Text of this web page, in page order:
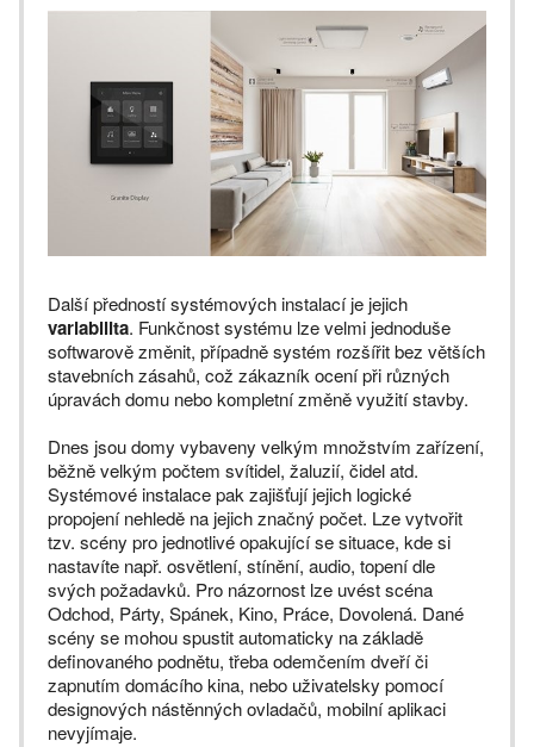
Další předností systémových instalací je jejich
variabilita. Funkčnost systému lze velmi jednoduše
softwarově změnit, případně systém rozšířit bez větších
stavebních zásahů, což zákazník ocení při různých
úpravách domu nebo kompletní změně využití stavby.
Dnes jsou domy vybaveny velkým množstvím zařízení,
běžně velkým počtem svítidel, žaluzií, čidel atd.
Systémové instalace pak zajišťují jejich logické
propojení nehledě na jejich značný počet. Lze vytvořit
tzv. scény pro jednotlivé opakující se situace, kde si
nastavíte např. osvětlení, stínění, audio, topení dle
svých požadavků. Pro názornost lze uvést scéna
Odchod, Párty, Spánek, Kino, Práce, Dovolená. Dané
scény se mohou spustit automaticky na základě
definovaného podnětu, třeba odemčením dveří či
zapnutím domácího kina, nebo uživatelsky pomocí
designových nástěnných ovladačů, mobilní aplikaci
nevyjímaje.